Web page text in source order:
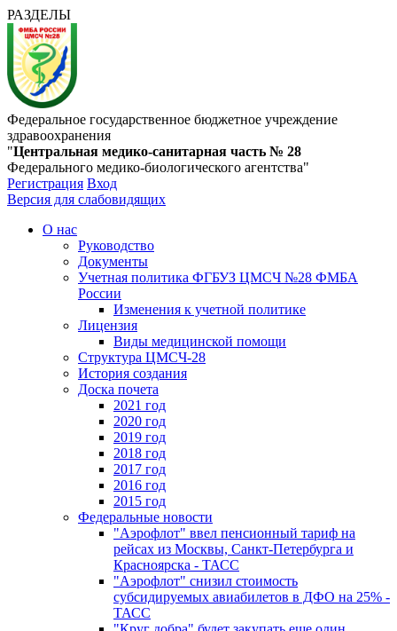
РАЗДЕЛЫ
Федеральное государственное бюджетное учреждение
здравоохранения
"Центральная медико-санитарная часть № 28
Федерального медико-биологического агентства"
Регистрация Вход
Версия для слабовидящих
О нас
Руководство
Документы
Учетная политика ФГБУЗ ЦМСЧ №28 ФМБА
России
Изменения к учетной политике
Лицензия
Виды медицинской помощи
Структура ЦМСЧ-28
История создания
Доска почета
2021 год
2020 год
2019 год
2018 год
2017 год
2016 год
2015 год
Федеральные новости
"Аэрофлот" ввел пенсионный тариф на
рейсах из Москвы, Санкт-Петербурга и
Красноярска - ТАСС
"Аэрофлот" снизил стоимость
субсидируемых авиабилетов в ДФО на 25% -
ТАСС